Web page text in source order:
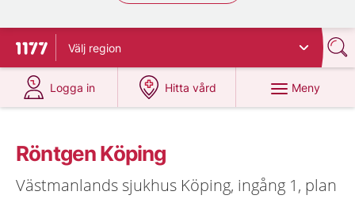
Till startsidan för 1177
Välj region
Logga in
på 1177.se
Hitta vård
på 1177.se
Meny
Röntgen Köping
Västmanlands sjukhus Köping, ingång 1, plan